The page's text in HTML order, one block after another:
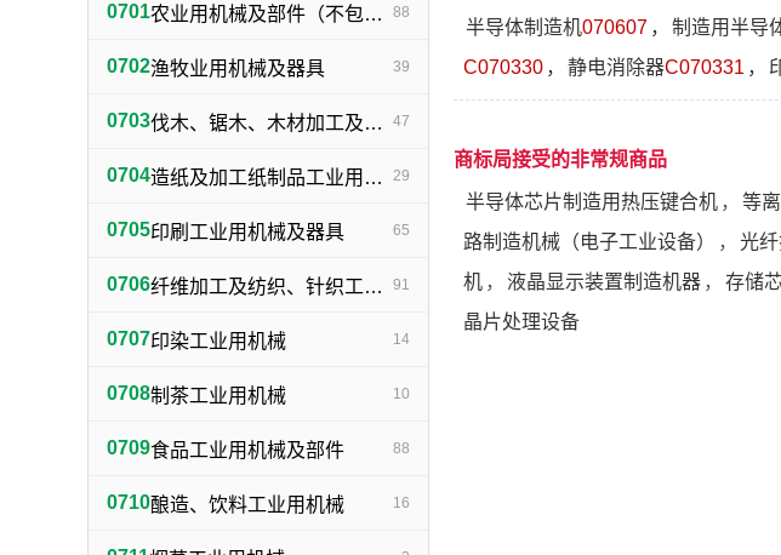
0701 农业用机械及部件（不包括小农具） 88
0702渔牧业用机械及器具 39
0703 伐木、锯木、木材加工及火柴生产用机械及器具 47
0704 造纸及加工纸制品工业用机械及器具 29
0705印刷工业用机械及器具 65
0706 纤维加工及纺织、针织工业用机械及部件 91
0707印染工业用机械 14
0708制茶工业用机械 10
0709食品工业用机械及部件 88
0710酿造、饮料工业用机械 16
半导体制造机070607 ， 制造用半导
C070330 ， 静电消除器C070331 ，
商标局接受的非常规商品
半导体芯片制造用热压键合机 ， 等
路制造机械（电子工业设备）
， 光
机 ， 液晶显示装置制造机器 ， 存储
晶片处理设备